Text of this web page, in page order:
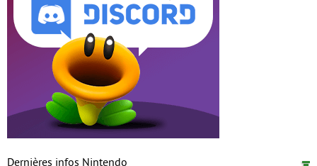
Dernières infos Nintendo